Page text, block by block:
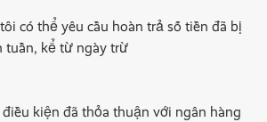
có thể yêu cầu hoàn trả số tiền đã bị
tuần, kể từ ngày trừ
kiện đã thỏa thuận với ngân hàng